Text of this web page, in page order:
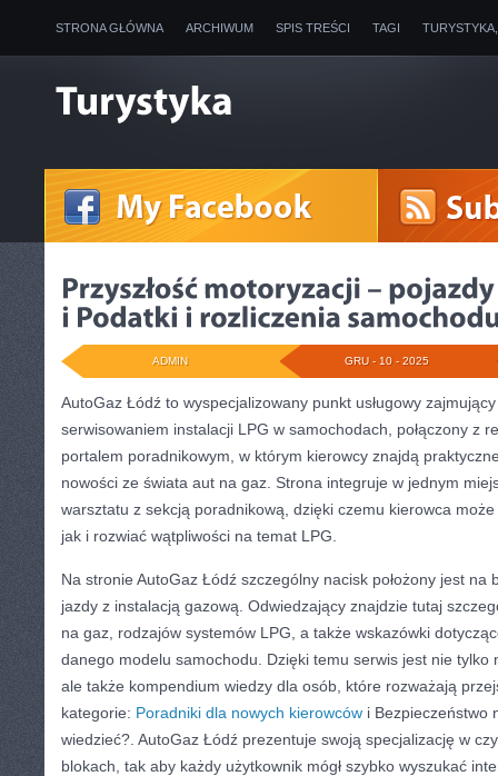
STRONA GŁÓWNA ARCHIWUM SPIS TREŚCI TAGI
GRU - 10 - 2025
ADMIN
AutoGaz Łódź to wyspecjalizowany punkt usługowy
serwisowaniem instalacji LPG w samochodach, połączony z
portalem poradnikowym, w którym kierowcy znajdą
nowości ze świata aut na gaz. Strona integruje w jednym
warsztatu z sekcją poradnikową, dzięki czemu kierowca
jak i rozwiać wątpliwości na temat LPG.
Na stronie AutoGaz Łódź szczególny nacisk położony jest na
jazdy z instalacją gazową. Odwiedzający znajdzie tutaj
na gaz, rodzajów systemów LPG, a także wskazówki
danego modelu samochodu. Dzięki temu serwis jest nie tylko
ale także kompendium wiedzy dla osób, które rozważają
kategorie: Poradniki dla nowych kierowców i Bezpieczeństwo
wiedzieć?. AutoGaz Łódź prezentuje swoją specjalizację w
blokach, tak aby każdy użytkownik mógł szybko wyszukać